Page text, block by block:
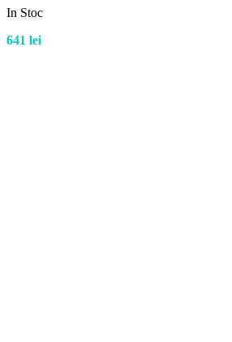
In Stoc
641 lei